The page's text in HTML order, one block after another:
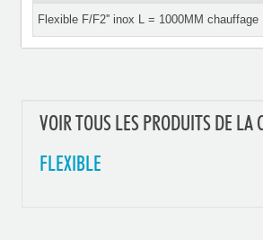
Flexible F/F2'' inox L = 1000MM chauffage
VOIR TOUS LES PRODUITS DE LA
FLEXIBLE